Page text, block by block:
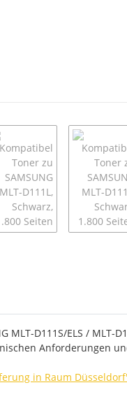
MLT-D111S/ELS /
Anforderungen
in Raum